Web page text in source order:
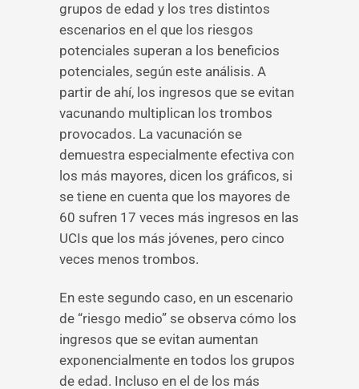
grupos de edad y los tres distintos
escenarios en el que los riesgos
potenciales superan a los beneficios
potenciales, según este análisis. A
partir de ahí, los ingresos que se evitan
vacunando multiplican los trombos
provocados. La vacunación se
demuestra especialmente efectiva con
los más mayores, dicen los gráficos, si
se tiene en cuenta que los mayores de
60 sufren 17 veces más ingresos en las
UCIs que los más jóvenes, pero cinco
veces menos trombos.
En este segundo caso, en un escenario
de “riesgo medio” se observa cómo los
ingresos que se evitan aumentan
exponencialmente en todos los grupos
de edad. Incluso en el de los más